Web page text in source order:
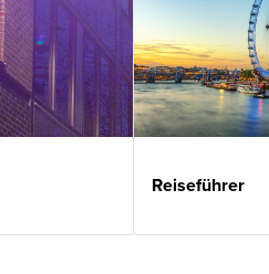
Reiseführer